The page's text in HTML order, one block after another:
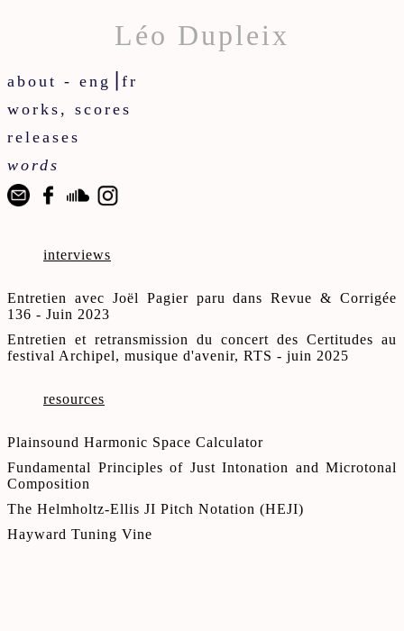
Léo Dupleix
about - eng
fr
works, scores
releases
words
interviews
Entretien avec Joël Pagier paru dans Revue & Corrigée
136 - Juin 2023
Entretien et retransmission du concert des Certitudes au
festival Archipel, musique d'avenir, RTS - juin 2025
resources
Plainsound Harmonic Space Calculator
Fundamental Principles of Just Intonation and Microtonal
Composition
The Helmholtz-Ellis JI Pitch Notation (HEJI)
Hayward Tuning Vine